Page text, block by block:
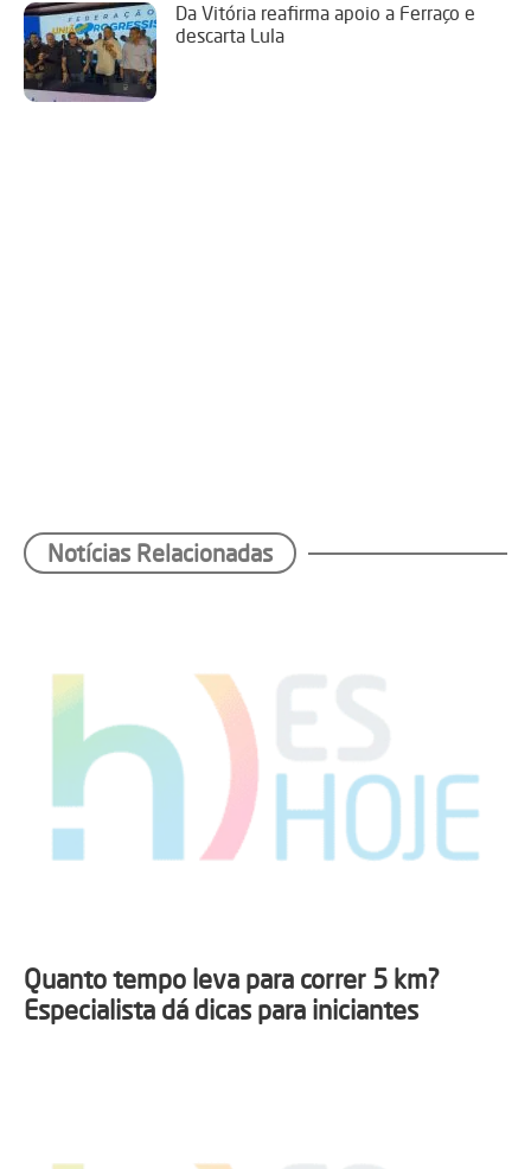
Da Vitória reafirma apoio a Ferraço e
descarta Lula
Notícias Relacionadas
Quanto tempo leva para correr 5 km?
Especialista dá dicas para iniciantes